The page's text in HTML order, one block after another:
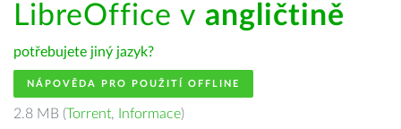
LibreOffice v angličtině
potřebujete jiný jazyk?
NÁPOVĚDA PRO POUŽITÍ OFFLINE
2.8 MB (Torrent, Informace)